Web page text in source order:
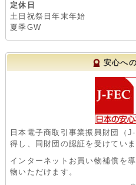
定休日
土日祝祭日年末年始
夏季GW
安心へ
日本電子商取引事業振興財団（
得し、同財団の認証を受けていま
インターネットお買い物補償を
物いただけます。